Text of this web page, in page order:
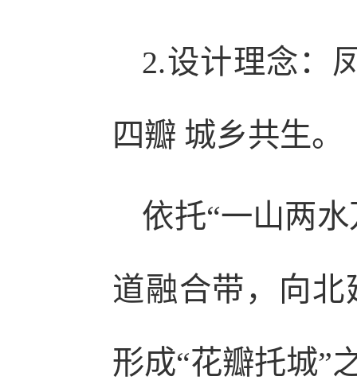
2.设计理念：
四瓣 城乡共生。
依托“一山两
道融合带，向
形成“花瓣托城”